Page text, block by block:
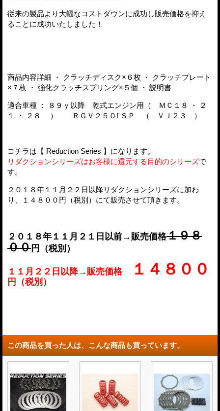
従来の製品より大幅なコストダウンに成功し販売価格を抑え
ることに成功いたしました！
商品内容詳細 ・ クラッチディスク×６枚 ・ クラッチプレート
×７枚 ・ 強化クラッチスプリング×５個 ・ 説明書
適合車種 ： ８９ｙ以降 乾式エンジン用（ ＭＣ１８ ・ ２
１ ・ ２８ ） ＲＧＶ２５０ΓＳＰ （ ＶＪ２３ ）
コチラは【 Reduction Series 】になります。
リダクションシリーズはお客様に還元する目的のシリーズで
す。
２０１８年１１月２２日以降リダクションシリーズに加わ
り、１４８００円（税別）にて販売させて頂きます。
２０１８年１１月２１日以前→販売価格１９８
００ 円（税別）
１１月２２日以降→販売価格 １４８００
円（税別）
この商品を買った人は、こんな商品も買っています。